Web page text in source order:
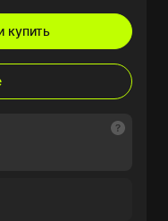
купить